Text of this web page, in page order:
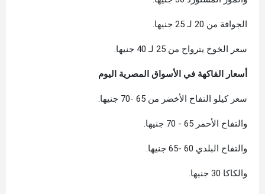
الجوافة من 20 لـ 25 جنيها.
سعر الخوخ يترواح من 25 لـ 40 جنيها.
أسعار الفاكهة في الأسواق المصرية اليوم
سعر كيلو التفاح الأخضر من 65 -70 جنيها.
والتفاح الأحمر 65 - 70 جنيها.
والتفاح البلدي 60 -65 جنيها.
والكاكا 30 جنيها.